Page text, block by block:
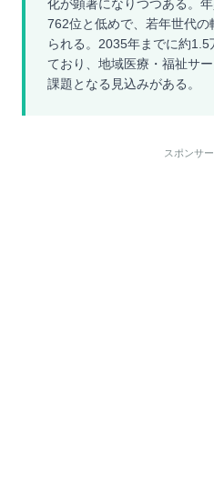
化が顕著になりつつある。
762位と低めで、若年世代
られる。2035年までに約
ており、地域医療・福祉サ
課題となる見込みがある。
スポンサ